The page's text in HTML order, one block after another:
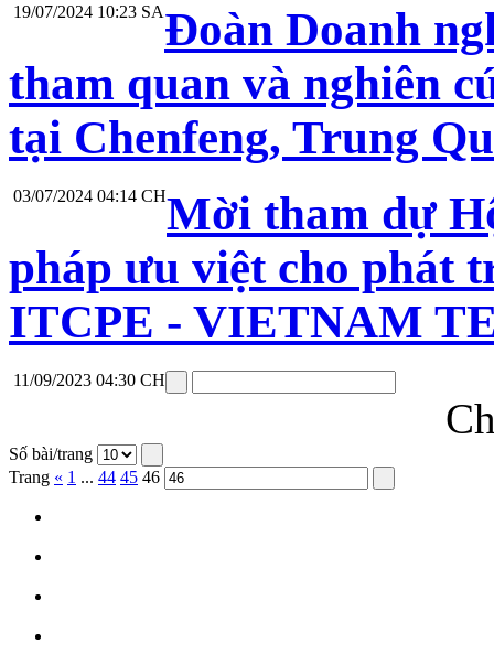
19/07/2024 10:23 SAĐoàn Doanh
tham quan và nghiên
tại Chenfeng, Trung
03/07/2024 04:14 CHMời tham dự
pháp ưu việt cho phát
ITCPE - VIETNAM
11/09/2023 04:30 CH
Số bài/trang
Trang « 1 ... 44 45 46